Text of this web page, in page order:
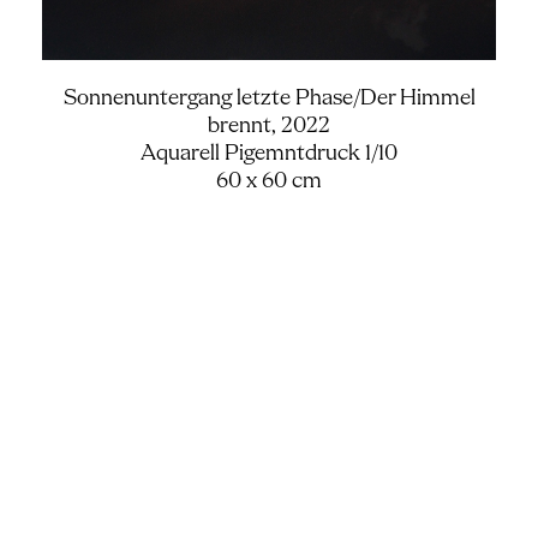
Sonnenuntergang letzte Phase/Der Himmel
brennt, 2022
Aquarell Pigemntdruck 1/10
60 x 60 cm